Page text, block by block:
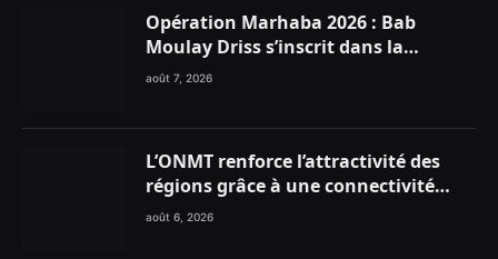
Opération Marhaba 2026 : Bab
Moulay Driss s’inscrit dans la
dynamique nationale en faveur des
août 7, 2026
L’ONMT renforce l’attractivité des
régions grâce à une connectivité
aérienne historique de Ryanair
août 6, 2026